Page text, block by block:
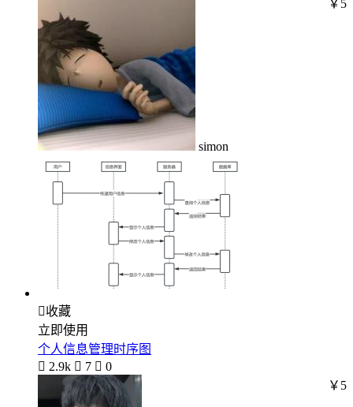
simon
￥5
收藏
立即使用
个人信息管理时序图
 2.9k  7  0
￥5